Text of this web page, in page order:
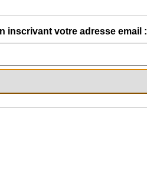
inscrivant votre adresse email :